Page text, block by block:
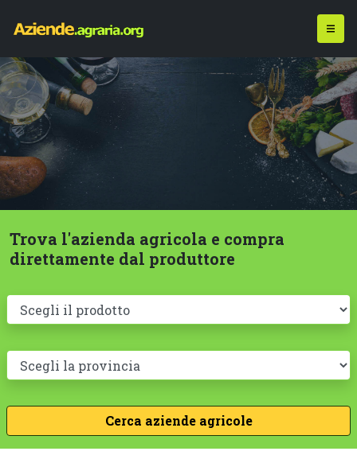
Trova l'azienda agricola e compra
direttamente dal produttore